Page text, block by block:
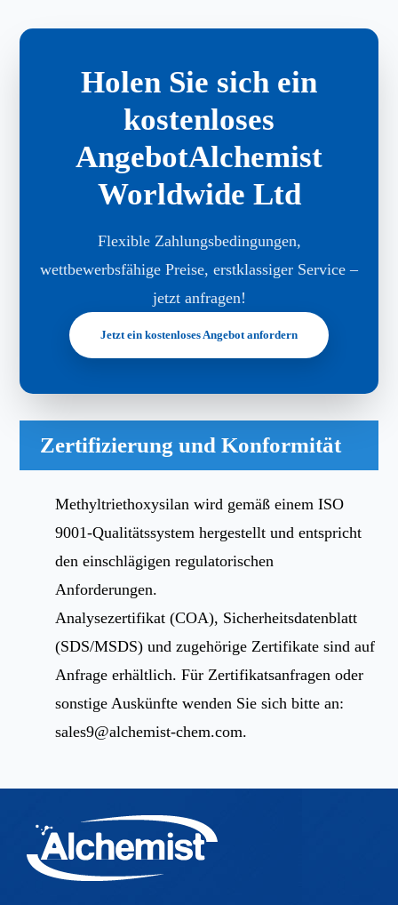
Holen Sie sich ein
kostenloses
AngebotAlchemist
Worldwide Ltd
Flexible Zahlungsbedingungen,
wettbewerbsfähige Preise, erstklassiger Service –
jetzt anfragen!
Jetzt ein kostenloses Angebot anfordern
Zertifizierung und Konformität
Methyltriethoxysilan wird gemäß einem ISO
9001-Qualitätssystem hergestellt und entspricht
den einschlägigen regulatorischen
Anforderungen.
Analysezertifikat (COA), Sicherheitsdatenblatt
(SDS/MSDS) und zugehörige Zertifikate sind auf
Anfrage erhältlich. Für Zertifikatsanfragen oder
sonstige Auskünfte wenden Sie sich bitte an:
sales9@alchemist-chem.com.